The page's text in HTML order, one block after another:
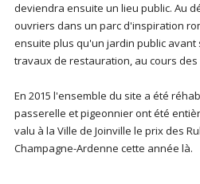
deviendra ensuite un lieu public. Au
ouvriers dans un parc d'inspiration
ensuite plus qu'un jardin public
travaux de restauration, au cours des
En 2015 l'ensemble du site a été
passerelle et pigeonnier ont été
valu à la Ville de Joinville le prix des
Champagne-Ardenne cette année là.